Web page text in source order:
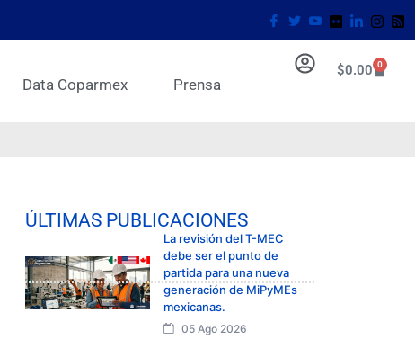
Data Coparmex Prensa
$0.00 0
ÚLTIMAS PUBLICACIONES
La revisión del T-MEC
debe ser el punto de
partida para una nueva
generación de MiPyMEs
mexicanas.
05 Ago 2026